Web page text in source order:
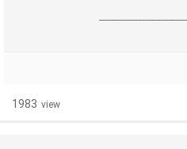
1983 view